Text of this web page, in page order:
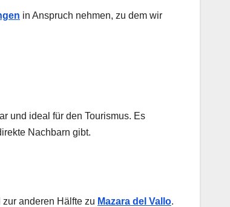
in Anspruch nehmen, zu dem wir
und ideal für den Tourismus. Es
Nachbarn gibt.
anderen Hälfte zu Mazara del Vallo.